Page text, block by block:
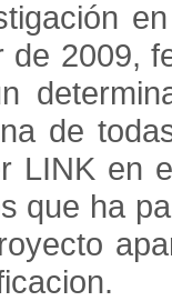
de 2009,
de
LINK en
que ha